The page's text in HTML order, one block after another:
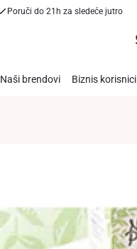
Poruči do 21h za sledeće jutro
Naši brendovi Biznis korisnici